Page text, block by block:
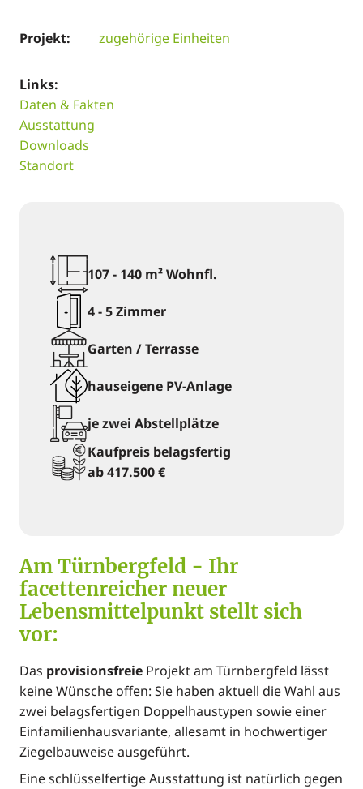
Projekt: zugehörige Einheiten
Links:
Daten & Fakten
Ausstattung
Downloads
Standort
107 - 140 m² Wohnfl.
4 - 5 Zimmer
Garten / Terrasse
hauseigene PV-Anlage
je zwei Abstellplätze
Kaufpreis belagsfertig
ab 417.500 €
Am Türnbergfeld - Ihr
facettenreicher neuer
Lebensmittelpunkt stellt sich
vor:
Das provisionsfreie Projekt am Türnbergfeld lässt
keine Wünsche offen: Sie haben aktuell die Wahl aus
zwei belagsfertigen Doppelhaustypen sowie einer
Einfamilienhausvariante, allesamt in hochwertiger
Ziegelbauweise ausgeführt.
Eine schlüsselfertige Ausstattung ist natürlich gegen